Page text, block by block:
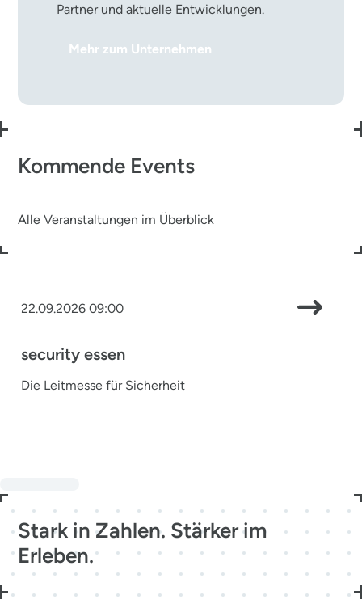
Partner und aktuelle Entwicklungen.
Mehr zum Unternehmen
Kommende Events
Alle Veranstaltungen im Überblick
22.09.2026 09:00
security essen
Die Leitmesse für Sicherheit
Stark in Zahlen. Stärker im
Erleben.